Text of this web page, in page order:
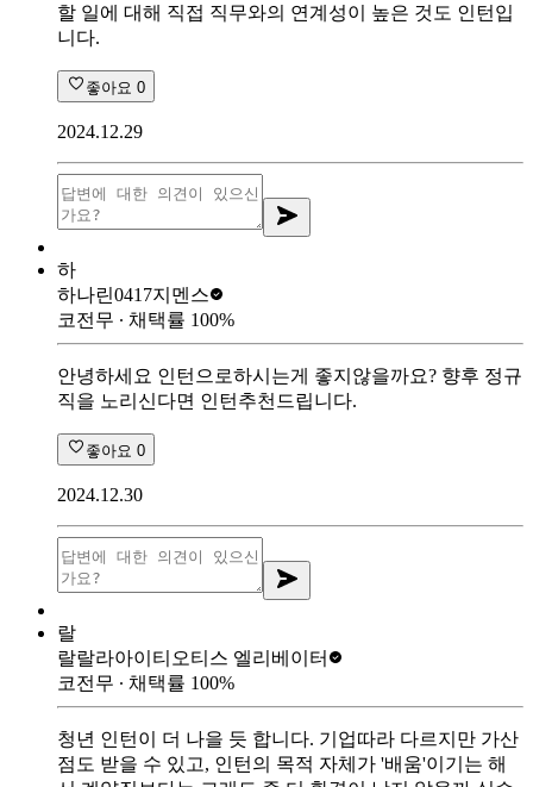
할 일에 대해 직접 직무와의 연계성이 높은 것도 인턴입
니다.
좋아요 0
2024.12.29
하
하나린0417지멘스
코전무 ∙ 채택률 100%
안녕하세요 인턴으로하시는게 좋지않을까요? 향후 정규
직을 노리신다면 인턴추천드립니다.
좋아요 0
2024.12.30
랄
랄랄라아이티 오티스 엘리베이터
코전무 ∙ 채택률 100%
청년 인턴이 더 나을 듯 합니다. 기업따라 다르지만 가산
점도 받을 수 있고, 인턴의 목적 자체가 '배움'이기는 해